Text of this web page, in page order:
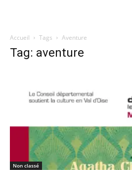
Accueil Tags Aventure
Tag: aventure
Non classé